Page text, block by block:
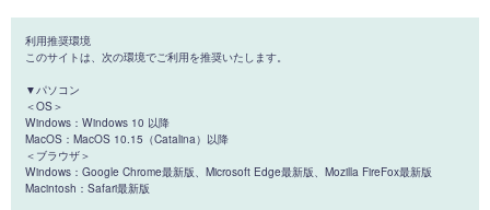
利用推奨環境
このサイトは、次の環境でご利用を推奨いたします。
▼パソコン
＜OS＞
Windows：Windows 10 以降
MacOS：MacOS 10.15（Catalina）以降
＜ブラウザ＞
Windows：Google Chrome最新版、Microsoft Edge最新版、Mozilla FireFox最新版
Macintosh：Safari最新版